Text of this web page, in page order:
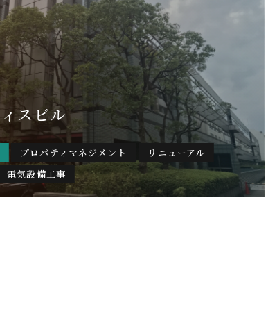
スビル
プロパティマネジメント
リニューアル
電気設備工事